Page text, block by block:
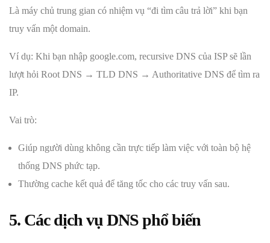
Là máy chủ trung gian có nhiệm vụ “đi tìm câu trả lời” khi bạn
truy vấn một domain.
Ví dụ: Khi bạn nhập google.com, recursive DNS của ISP sẽ lần
lượt hỏi Root DNS → TLD DNS → Authoritative DNS để tìm ra
IP.
Vai trò:
Giúp người dùng không cần trực tiếp làm việc với toàn bộ hệ
thống DNS phức tạp.
Thường cache kết quả để tăng tốc cho các truy vấn sau.
5. Các dịch vụ DNS phổ biến